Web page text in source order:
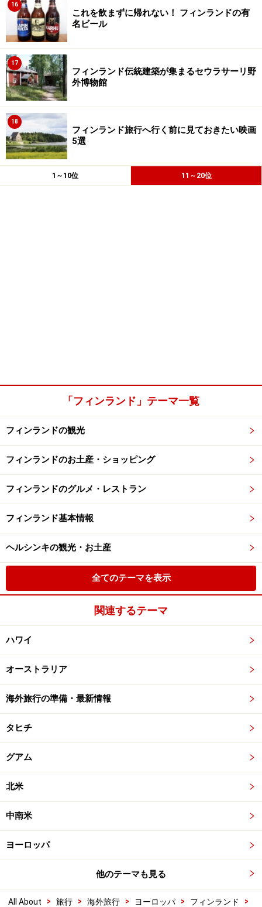
16
これを飲まずに帰れない！ フィンランドの有
名ビール
17
フィンランド伝統建築が集まるセウラサーリ野
外博物館
18
フィンランド旅行へ行く前に見ておきたい映画
5選
1～10位 11～20位
「フィンランド」テーマ一覧
フィンランドの観光
フィンランドのお土産・ショッピング
フィンランドのグルメ・レストラン
フィンランド基本情報
ヘルシンキの観光・お土産
全てのテーマを表示
関連するテーマ
ハワイ
オーストラリア
海外旅行の準備・最新情報
タヒチ
グアム
北米
中南米
ヨーロッパ
他のテーマも見る
All About > 旅行 > 海外旅行 > ヨーロッパ > フィンランド >